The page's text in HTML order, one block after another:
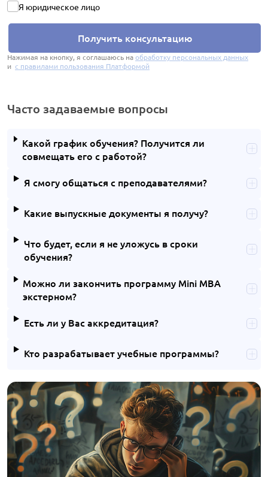
Я юридическое лицо
Получить консультацию
Нажимая на кнопку, я соглашаюсь наобработку персональных данных
и с правилами пользования Платформой
Часто задаваемые вопросы
Какой график обучения? Получится ли
совмещать его с работой?
Я смогу общаться с преподавателями?
Какие выпускные документы я получу?
Что будет, если я не уложусь в сроки
обучения?
Можно ли закончить программу Mini MBA
экстерном?
Есть ли у Вас аккредитация?
Кто разрабатывает учебные программы?